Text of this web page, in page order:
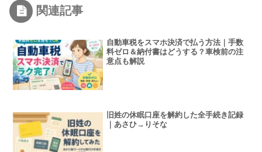
関連記事
自動車税をスマホ決済で払う方法｜手数
料ゼロ＆納付書はどうする？車検前の注
意点も解説
旧姓の休眠口座を解約した全手続き記録
｜あさひ→りそな